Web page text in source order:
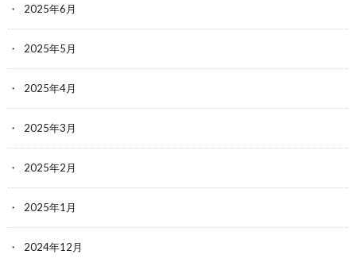
2025年6月
2025年5月
2025年4月
2025年3月
2025年2月
2025年1月
2024年12月